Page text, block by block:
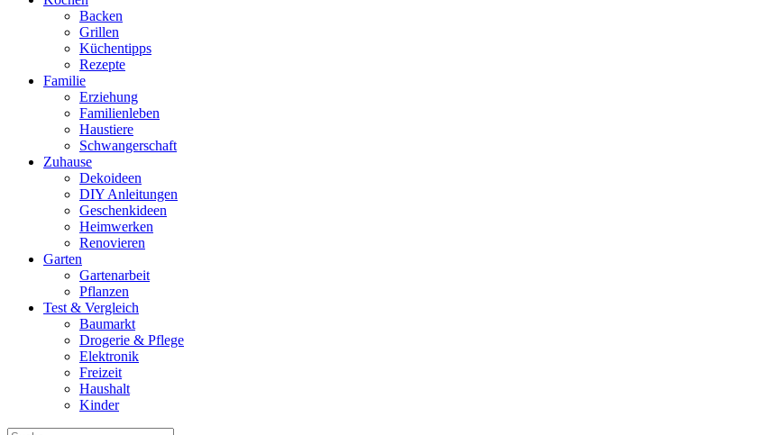
Backen
Grillen
Küchentipps
Rezepte
Familie
Erziehung
Familienleben
Haustiere
Schwangerschaft
Zuhause
Dekoideen
DIY Anleitungen
Geschenkideen
Heimwerken
Renovieren
Garten
Gartenarbeit
Pflanzen
Test & Vergleich
Baumarkt
Drogerie & Pflege
Elektronik
Freizeit
Haushalt
Kinder